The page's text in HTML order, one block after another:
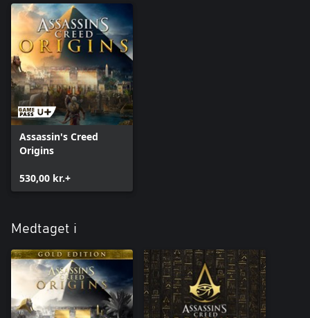
Assassin's Creed
Origins
530,00 kr.+
Medtaget i